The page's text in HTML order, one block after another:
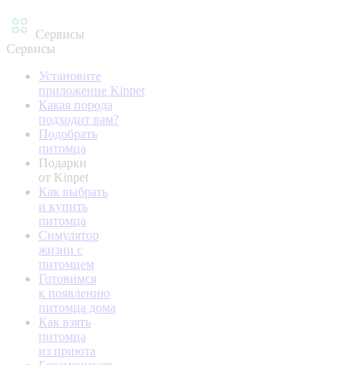
Сервисы
Сервисы
Установите
приложение Kinpet
Какая порода
подходит вам?
Подобрать
питомца
Подарки
от Kinpet
Как выбрать
и купить
питомца
Симулятор
жизни с
питомцем
Готовимся
к появлению
питомца дома
Как взять
питомца
из приюта